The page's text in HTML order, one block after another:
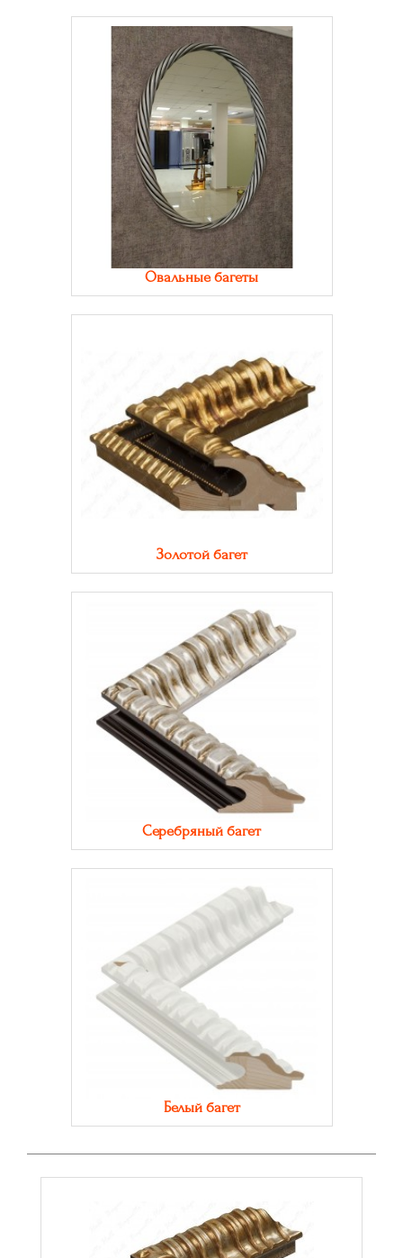
Овальные багеты
Золотой багет
Серебряный багет
Белый багет